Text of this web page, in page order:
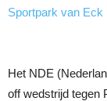
Sportpark van Eck
Het NDE
off wedstrijd tegen